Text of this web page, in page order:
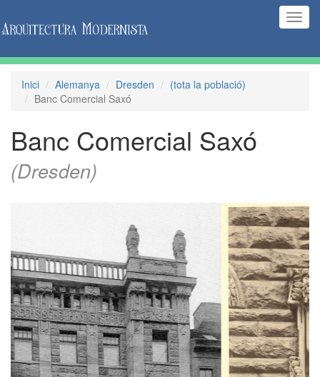
Inici Alemanya Dresden
(tota la població)
Banc Comercial Saxó
Banc Comercial Saxó
(Dresden)